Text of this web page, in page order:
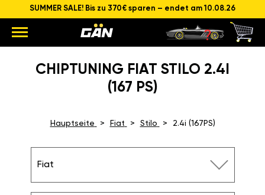
SUMMER SALE! Bis zu 370€ sparen – endet am 10.08.26
CHIPTUNING FIAT STILO 2.4I
(167 PS)
Hauptseite Fiat Stilo 2.4i (167PS)
Fiat